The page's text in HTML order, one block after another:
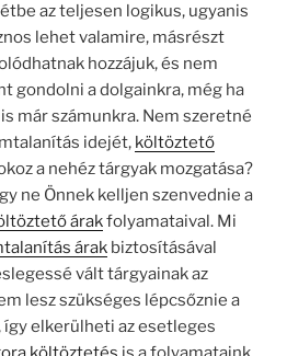
az teljesen logikus, ugyanis
lehet valamire, másrészt
hozzájuk, és nem
gondolni a dolgainkra, még ha
már számunkra. Nem szeretné
idejét, költöztető
a nehéz tárgyak mozgatása?
ne Önnek kelljen szenvednie a
árakfolyamataival. Mi
árak biztosításával
vált tárgyainak az
lesz szükséges lépcsőznie a
így elkerülheti az esetleges